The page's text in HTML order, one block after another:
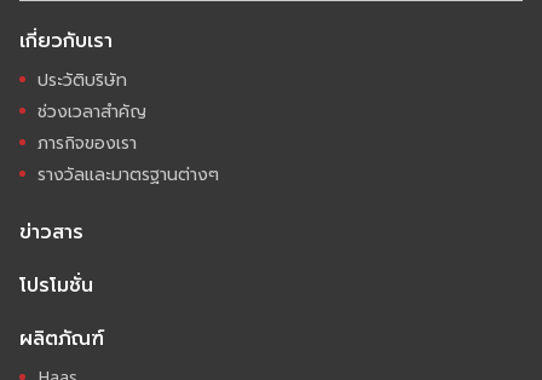
เกี่ยวกับเรา
ประวัติบริษัท
ช่วงเวลาสำคัญ
ภารกิจของเรา
รางวัลและมาตรฐานต่างๆ
ข่าวสาร
โปรโมชั่น
ผลิตภัณฑ์